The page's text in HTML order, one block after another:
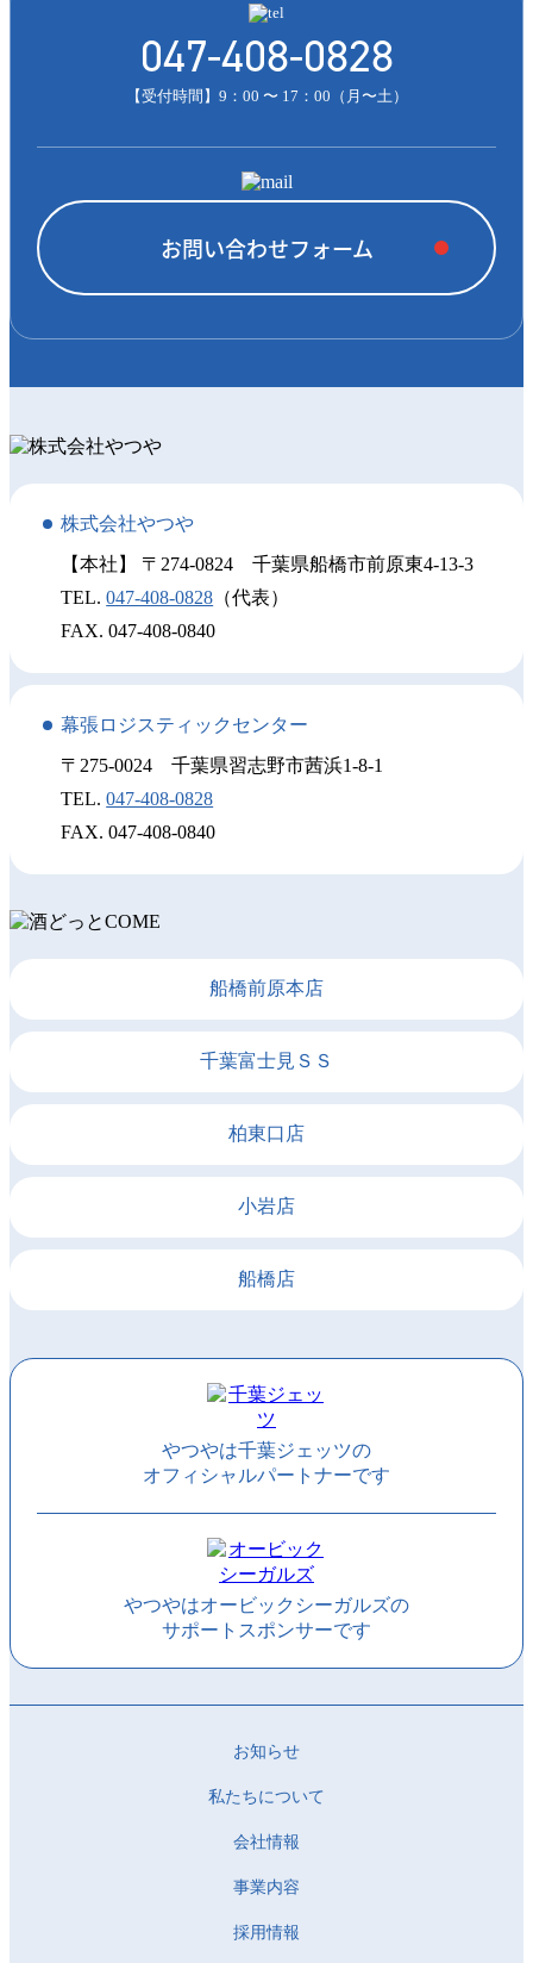
047-408-0828
【受付時間】9：00 〜 17：00（月〜土）
お問い合わせフォーム
株式会社やつや
【本社】 〒274-0824 千葉県船橋市前原東4-13-3
TEL.047-408-0828 （代表）
FAX. 047-408-0840
幕張ロジスティックセンター
〒275-0024 千葉県習志野市茜浜1-8-1
TEL.047-408-0828
FAX. 047-408-0840
船橋前原本店
千葉富士見ＳＳ
柏東口店
小岩店
船橋店
やつやは千葉ジェッツの
オフィシャルパートナーです
やつやはオービックシーガルズの
サポートスポンサーです
お知らせ
私たちについて
会社情報
事業内容
採用情報